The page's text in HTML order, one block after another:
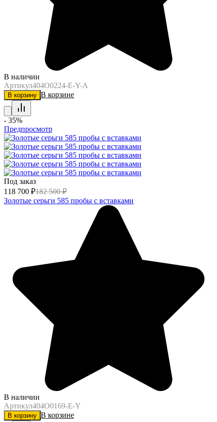
В наличии
Артикул404O0224-E-Y-A
В корзину В корзине
- 35%
Предпросмотр
Под заказ
118 700 ₽182 500 ₽
Золотые серьги 585 пробы с вставками
В наличии
Артикул404O0169-E-Y
В корзину В корзине